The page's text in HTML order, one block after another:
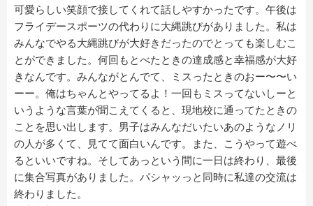
可愛らしい笑顔で接してくれて話しやすかったです。午後は
フライデースポーツの代わりに大縄跳びがありました。私は
みんなでやる大縄跳びが大好きだったのでとっても楽しむこ
とができました。何回もとべたときの達成感と幸福感が大好
きなんです。みんながとんでて、ミスったときのおー〜〜い
ーー。俺はちゃんとやってるよ！一回もミスってないしーと
いうような言葉が聞こえてくると、現地校に通ってたときの
ことを思い出します。男子はみんなだいたいあのようなノリ
の人が多くて、見てて面白いんです。また、こうやって遊べ
るといいですね。そしてあっという間に一日は終わり、最後
に集合写真がありました。パシャッっと同時に私達の交流は
終わりました。